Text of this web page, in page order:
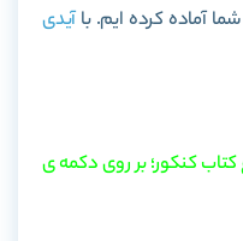
آیدی
کنکور؛ بر روی دکمه ی